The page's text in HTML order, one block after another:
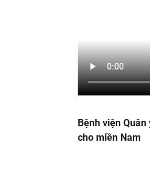
Bệnh viện
cho miền Nam